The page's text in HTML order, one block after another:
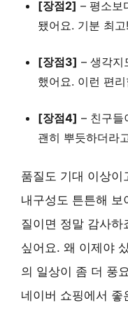
[장점2] – 평소보
됐어요. 기분 최고!
[장점3] – 생각지
했어요. 이런 편
[장점4] – 친구들
괜히 뿌듯하더라
품질도 기대 이상
내구성도 튼튼해
질이면 정말 감사하
싶어요. 왜 이제야
의 일상이 좀 더 풍
네이버 쇼핑에서 좋